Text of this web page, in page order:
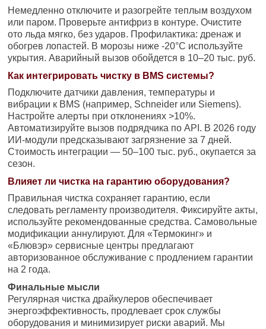
Немедленно отключите и разогрейте теплым воздухом
или паром. Проверьте антифриз в контуре. Очистите
ото льда мягко, без ударов. Профилактика: дренаж и
обогрев лопастей. В морозы ниже -20°C используйте
укрытия. Аварийный вызов обойдется в 10–20 тыс. руб.
Как интегрировать чистку в BMS системы?
Подключите датчики давления, температуры и
вибрации к BMS (например, Schneider или Siemens).
Настройте алерты при отклонениях >10%.
Автоматизируйте вызов подрядчика по API. В 2026 году
ИИ-модули предсказывают загрязнение за 7 дней.
Стоимость интеграции — 50–100 тыс. руб., окупается за
сезон.
Влияет ли чистка на гарантию оборудования?
Правильная чистка сохраняет гарантию, если
следовать регламенту производителя. Фиксируйте акты,
используйте рекомендованные средства. Самовольные
модификации аннулируют. Для «Термокинг» и
«Блювэр» сервисные центры предлагают
авторизованное обслуживание с продлением гарантии
на 2 года.
Финальные мысли
Регулярная чистка драйкулеров обеспечивает
энергоэффективность, продлевает срок службы
оборудования и минимизирует риски аварий. Мы